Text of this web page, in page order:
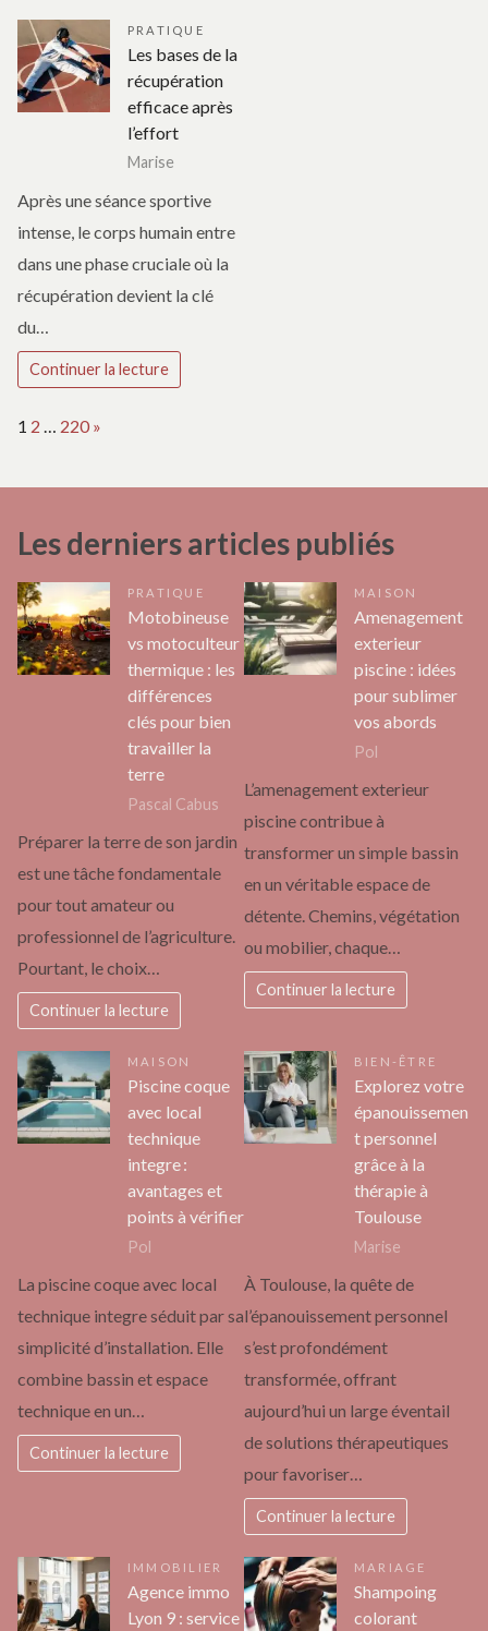
PRATIQUE
Les bases de la
récupération
efficace après
l’effort
Marise
Après une séance sportive
intense, le corps humain entre
dans une phase cruciale où la
récupération devient la clé
du…
Continuer la lecture
Page:
1 2 220 Next
»
Les derniers articles publiés
PRATIQUE
Motobineuse
vs motoculteur
thermique : les
différences
clés pour bien
travailler la
terre
Pascal Cabus
Préparer la terre de son jardin
est une tâche fondamentale
pour tout amateur ou
professionnel de l’agriculture.
Pourtant, le choix…
Continuer la lecture
MAISON
Amenagement
exterieur
piscine : idées
pour sublimer
vos abords
Pol
L’amenagement exterieur
piscine contribue à
transformer un simple bassin
en un véritable espace de
détente. Chemins, végétation
ou mobilier, chaque…
Continuer la lecture
MAISON
Piscine coque
avec local
technique
integre :
avantages et
points à vérifier
Pol
La piscine coque avec local
technique integre séduit par sa
simplicité d’installation. Elle
combine bassin et espace
technique en un…
Continuer la lecture
BIEN-ÊTRE
Explorez votre
épanouissemen
t personnel
grâce à la
thérapie à
Toulouse
Marise
À Toulouse, la quête de
l’épanouissement personnel
s’est profondément
transformée, offrant
aujourd’hui un large éventail
de solutions thérapeutiques
pour favoriser…
Continuer la lecture
IMMOBILIER
Agence immo
Lyon 9 : service
MARIAGE
Shampoing
colorant